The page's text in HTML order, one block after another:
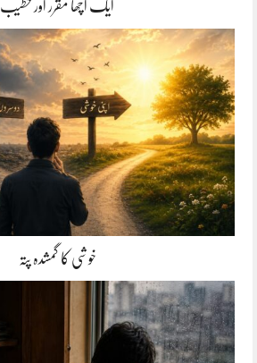
ایک اچھا مقرر اور خطیب
خوشی کا گمشدہ پتہ